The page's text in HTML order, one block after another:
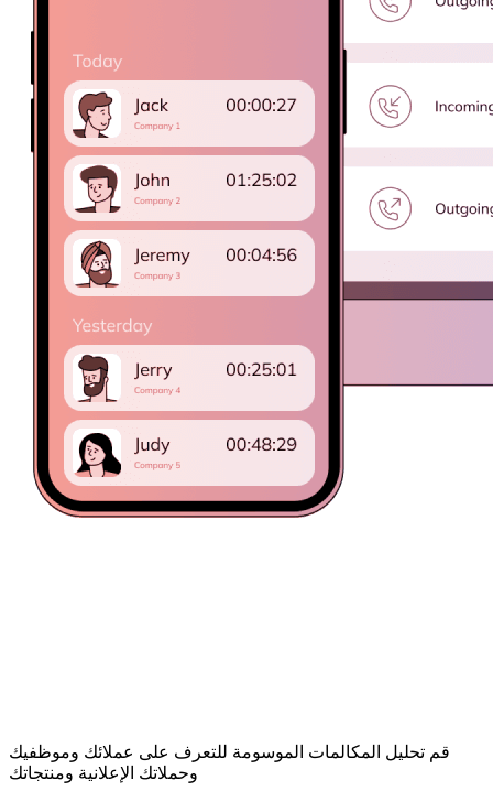
قم تحليل المكالمات الموسومة للتعرف على عملائك وموظفيك
وحملاتك الإعلانية ومنتجاتك